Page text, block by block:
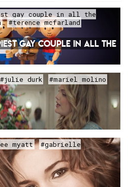
gay couple in all the
#terence mcfarland
GAY COUPLE IN ALL THE
#julie durk #mariel molino
myatt
#gabrielle